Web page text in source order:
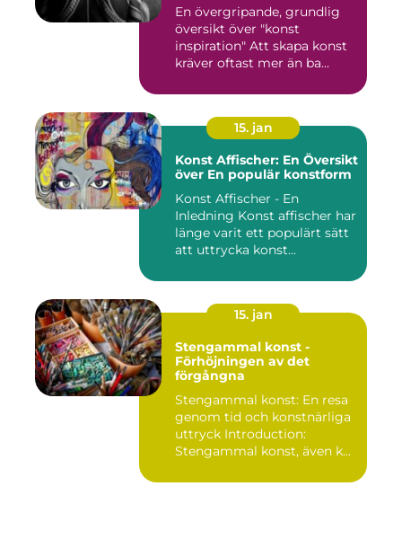
En övergripande, grundlig
översikt över "konst
inspiration" Att skapa konst
kräver oftast mer än ba...
15. jan
Konst Affischer: En Översikt
över En populär konstform
Konst Affischer - En
Inledning Konst affischer har
länge varit ett populärt sätt
att uttrycka konst...
15. jan
Stengammal konst -
Förhöjningen av det
förgångna
Stengammal konst: En resa
genom tid och konstnärliga
uttryck Introduction:
Stengammal konst, även k...